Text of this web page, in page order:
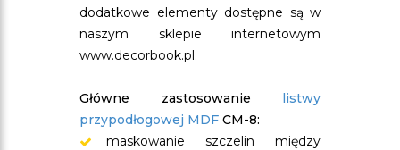
dodatkowe elementy dostępne są w
naszym sklepie internetowym
www.decorbook.pl.
Główne zastosowanie listwy
przypodłogowej MDF CM-8:
maskowanie szczelin między